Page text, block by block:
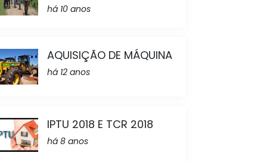
há 10 anos
AQUISIÇÃO DE MÁQUINA
há 12 anos
IPTU 2018 E TCR 2018
há 8 anos